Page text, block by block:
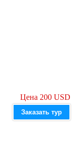
Цена 200 USD
Заказать тур